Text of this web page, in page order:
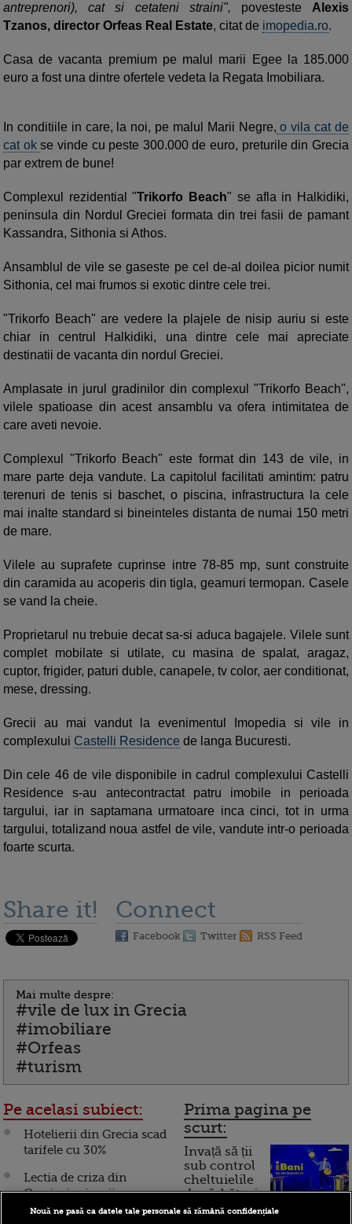
antreprenori), cat si cetateni straini", povesteste Alexis
Tzanos, director Orfeas Real Estate, citat de imopedia.ro.
Casa de vacanta premium pe malul marii Egee la 185.000
euro a fost una dintre ofertele vedeta la Regata Imobiliara.
In conditiile in care, la noi, pe malul Marii Negre, o vila cat de
cat okse vinde cu peste 300.000 de euro, preturile din Grecia
par extrem de bune!
Complexul rezidential "Trikorfo Beach" se afla in Halkidiki,
peninsula din Nordul Greciei formata din trei fasii de pamant
Kassandra, Sithonia si Athos.
Ansamblul de vile se gaseste pe cel de-al doilea picior numit
Sithonia, cel mai frumos si exotic dintre cele trei.
"Trikorfo Beach" are vedere la plajele de nisip auriu si este
chiar in centrul Halkidiki, una dintre cele mai apreciate
destinatii de vacanta din nordul Greciei.
Amplasate in jurul gradinilor din complexul "Trikorfo Beach",
vilele spatioase din acest ansamblu va ofera intimitatea de
care aveti nevoie.
Complexul "Trikorfo Beach" este format din 143 de vile, in
mare parte deja vandute. La capitolul facilitati amintim: patru
terenuri de tenis si baschet, o piscina, infrastructura la cele
mai inalte standard si bineinteles distanta de numai 150 metri
de mare.
Vilele au suprafete cuprinse intre 78-85 mp, sunt construite
din caramida au acoperis din tigla, geamuri termopan. Casele
se vand la cheie.
Proprietarul nu trebuie decat sa-si aduca bagajele. Vilele sunt
complet mobilate si utilate, cu masina de spalat, aragaz,
cuptor, frigider, paturi duble, canapele, tv color, aer conditionat,
mese, dressing.
Grecii au mai vandut la evenimentul Imopedia si vile in
complexului Castelli Residence de langa Bucuresti.
Din cele 46 de vile disponibile in cadrul complexului Castelli
Residence s-au antecontractat patru imobile in perioada
targului, iar in saptamana urmatoare inca cinci, tot in urma
targului, totalizand noua astfel de vile, vandute intr-o perioada
foarte scurta.
Share it! Connect
Facebook Twitter RSS Feed
Mai multe despre:
#vile de lux in Grecia
#imobiliare
#Orfeas
#turism
Pe acelasi subiect:
Hotelierii din Grecia scad
tarifele cu 30%
Lectia de criza din
Grecia: inginerii
financiare cu final
Prima pagina pe
scurt:
Invață să ții
sub control
cheltuielile
de sărbători.
Cum
Nouă ne pasă ca datele tale personale să rămână confidențiale